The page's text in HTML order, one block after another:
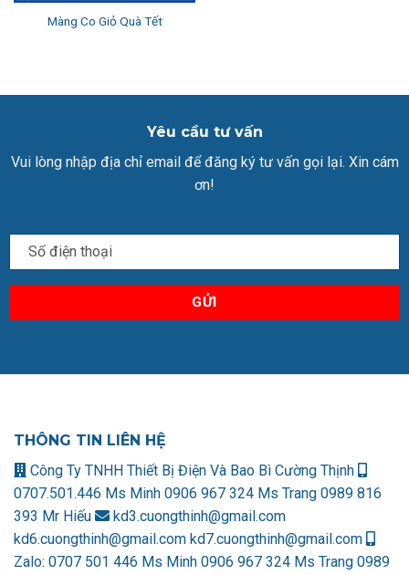
Màng Co Giỏ Quà Tết
Yêu cầu tư vấn
Vui lòng nhập địa chỉ email để đăng ký tư vấn gọi lại. Xin cám
ơn!
THÔNG TIN LIÊN HỆ
Công Ty TNHH Thiết Bị Điện Và Bao Bì Cường Thịnh
0707.501.446 Ms Minh 0906 967 324 Ms Trang 0989 816
393 Mr Hiếu
kd3.cuongthinh@gmail.com
kd6.cuongthinh@gmail.com kd7.cuongthinh@gmail.com
Zalo: 0707 501 446 Ms Minh 0906 967 324 Ms Trang 0989